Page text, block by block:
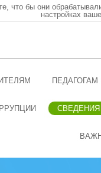
что бы они
настройках
ПЕДАГОГАМ